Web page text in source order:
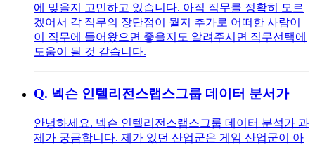
에 맞을지 고민하고 있습니다. 아직 직무를 정확히 모르
겠어서 각 직무의 장단점이 뭘지 추가로 어떠한 사람이
이 직무에 들어왔으면 좋을지도 알려주시면 직무선택에
도움이 될 것 같습니다.
Q. 넥슨 인텔리전스랩스그룹 데이터 분서가
안녕하세요. 넥슨 인텔리전스랩스그룹 데이터 분석가 과
제가 궁금합니다. 제가 있던 산업군은 게임 산업군이 아